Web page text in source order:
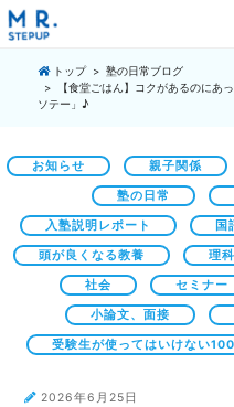
トップ
塾の日常ブログ
【食堂ごはん】コクがあるのにあ
ソテー」♪
お知らせ 親子関係
塾の日常
入塾説明レポート 国
頭が良くなる教養 理科
社会 セミナー
小論文、面接
受験生が使ってはいけない
2026年6月25日